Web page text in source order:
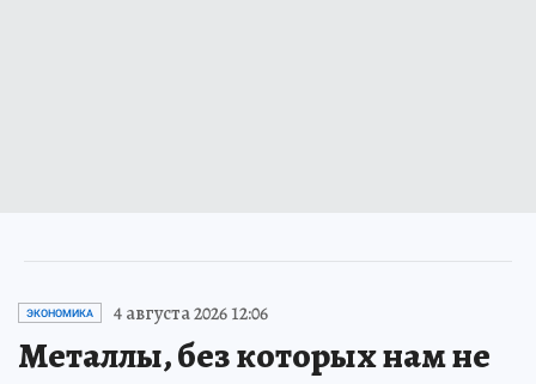
ЭКОНОМИКА 4 августа 2026 12:06
Металлы, без которых нам не